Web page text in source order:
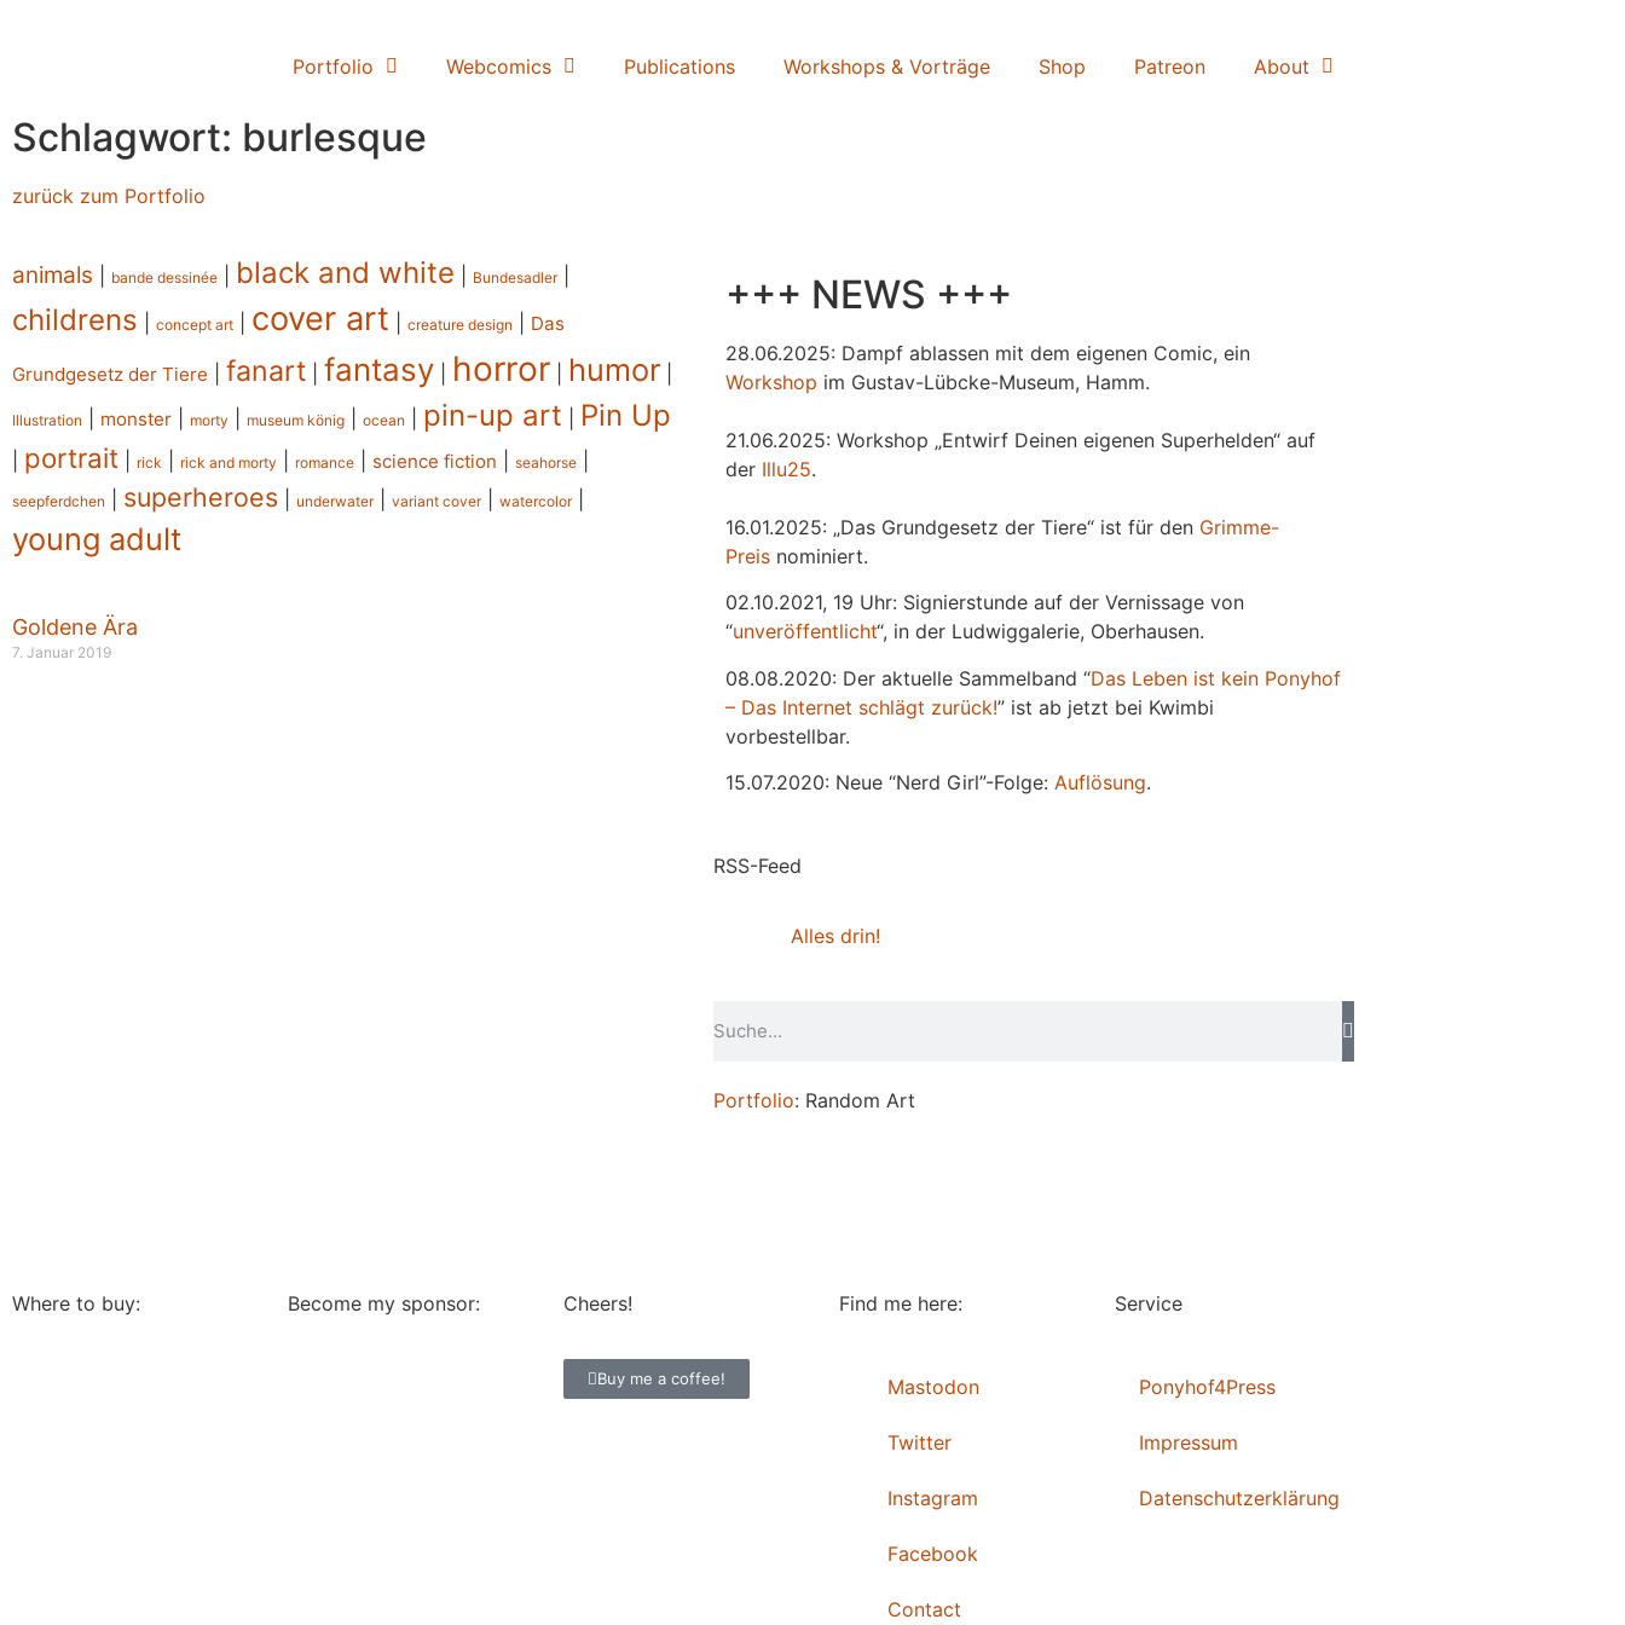
Portfolio Webcomics Publications Workshops & Vorträge Shop Patreon About
Schlagwort: burlesque
zurück zum Portfolio
animals bande dessinée black and white Bundesadler|
childrens concept art cover art creature design Das
Grundgesetz der Tiere fanart fantasy horror humor
Illustration monster morty museum könig ocean pin-up art Pin Up
portrait rick rick and morty romance science fiction seahorse
seepferdchen superheroes underwater| variant cover| watercolor|
young adult
Goldene Ära
7. Januar 2019
+++ NEWS +++
28.06.2025: Dampf ablassen mit dem eigenen Comic, ein
Workshop im Gustav-Lübcke-Museum, Hamm.
21.06.2025: Workshop „Entwirf Deinen eigenen Superhelden“ auf
der Illu25.
16.01.2025: „Das Grundgesetz der Tiere“ ist für den Grimme-
Preis nominiert.
02.10.2021, 19 Uhr: Signierstunde auf der Vernissage von
“unveröffentlicht“, in der Ludwiggalerie, Oberhausen.
08.08.2020: Der aktuelle Sammelband “Das Leben ist kein Ponyhof
– Das Internet schlägt zurück!” ist ab jetzt bei Kwimbi
vorbestellbar.
15.07.2020: Neue “Nerd Girl”-Folge: Auflösung.
RSS-Feed
Alles drin!
Portfolio: Random Art
Where to buy: Become my sponsor: Cheers!
Buy me a coffee!
Find me here:
Mastodon
Twitter
Instagram
Facebook
Contact
Service
Ponyhof4Press
Impressum
Datenschutzerklärung